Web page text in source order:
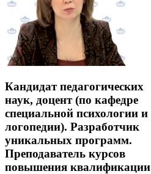
Кандидат педагогических
наук, доцент (по кафедре
специальной психологии и
логопедии). Разработчик
уникальных программ.
Преподаватель курсов
повышения квалификации